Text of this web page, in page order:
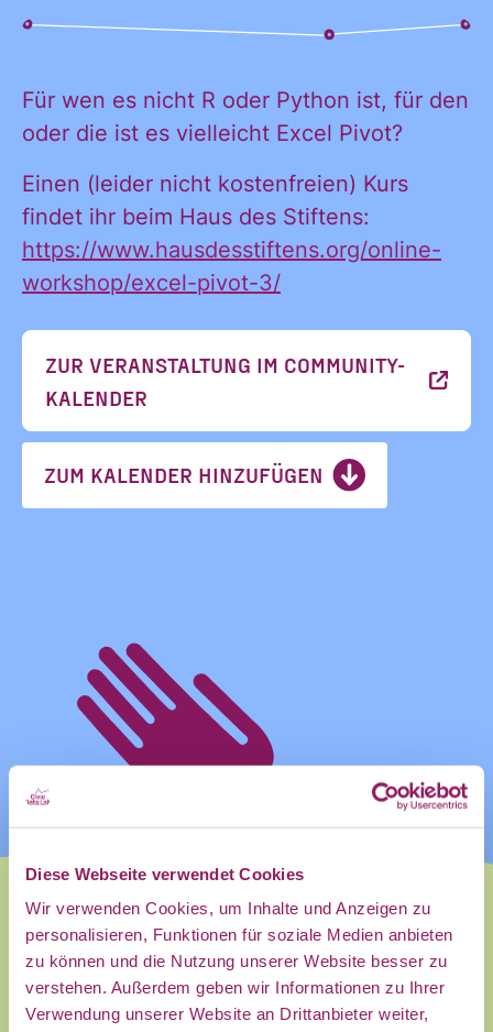
Diese Webseite verwendet Cookies
Wir verwenden Cookies, um Inhalte und Anzeigen zu
personalisieren, Funktionen für soziale Medien anbieten
zu können und die Nutzung unserer Website besser zu
verstehen. Außerdem geben wir Informationen zu Ihrer
Verwendung unserer Website an Drittanbieter weiter,
ÜBER UNS
KONTAKT
Für wen es nicht R oder Python ist, für den
oder die ist es vielleicht Excel Pivot?
Einen (leider nicht kostenfreien) Kurs
findet ihr beim Haus des Stiftens:
https://www.hausdesstiftens.org/online-
workshop/excel-pivot-3/
ZUR VERANSTALTUNG IM COMMUNITY-
KALENDER
ZUM KALENDER HINZUFÜGEN
Dieses Event wurde zuerst auf
Ja, ich möchte
alle
Ankündigungen
des CDL direkt
in mein
persönliches
Postfach:
Ja, ich
möchte alle
des CDL
direkt in